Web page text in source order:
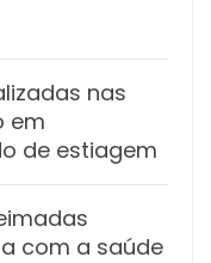
nas
em
de estiagem
com a saúde